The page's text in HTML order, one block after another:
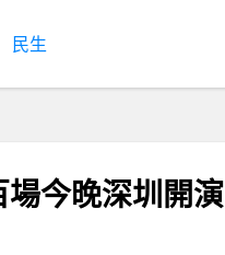
民生
今晚深圳開演